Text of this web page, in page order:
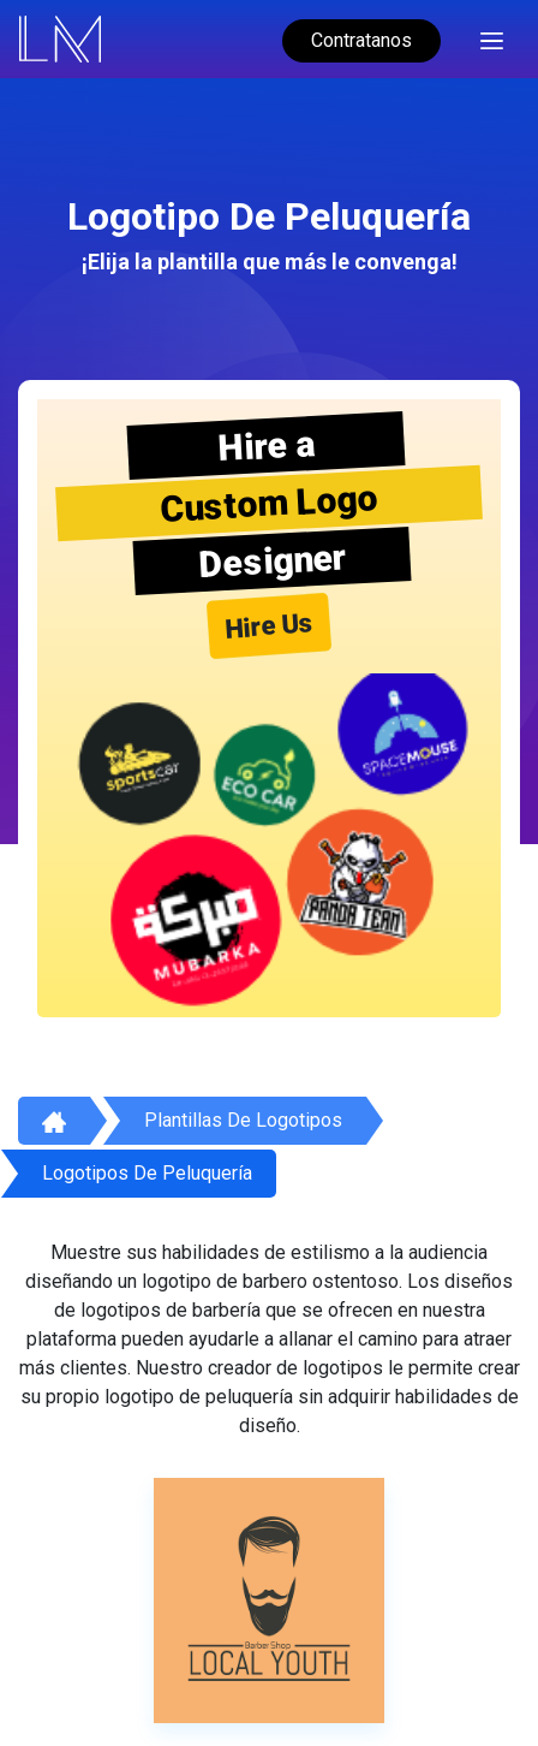
Contratanos
Logotipo De Peluquería
¡Elija la plantilla que más le convenga!
Hire a
Custom Logo
Designer
Hire Us
Plantillas De Logotipos
Logotipos De Peluquería
Muestre sus habilidades de estilismo a la audiencia
diseñando un logotipo de barbero ostentoso. Los diseños
de logotipos de barbería que se ofrecen en nuestra
plataforma pueden ayudarle a allanar el camino para atraer
más clientes. Nuestro creador de logotipos le permite crear
su propio logotipo de peluquería sin adquirir habilidades de
diseño.